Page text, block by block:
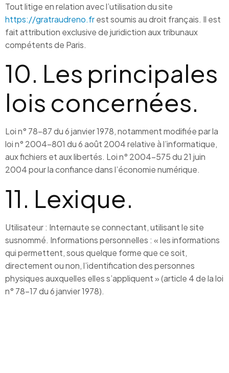
Tout litige en relation avec l’utilisation du site
https://gratraudreno.frest soumis au droit français. Il est
fait attribution exclusive de juridiction aux tribunaux
compétents de Paris.
10. Les principales
lois concernées.
Loi n° 78-87 du 6 janvier 1978, notamment modifiée par la
loi n° 2004-801 du 6 août 2004 relative à l’informatique,
aux fichiers et aux libertés. Loi n° 2004-575 du 21 juin
2004 pour la confiance dans l’économie numérique.
11. Lexique.
Utilisateur : Internaute se connectant, utilisant le site
susnommé. Informations personnelles : « les informations
qui permettent, sous quelque forme que ce soit,
directement ou non, l’identification des personnes
physiques auxquelles elles s’appliquent » (article 4 de la loi
n° 78-17 du 6 janvier 1978).